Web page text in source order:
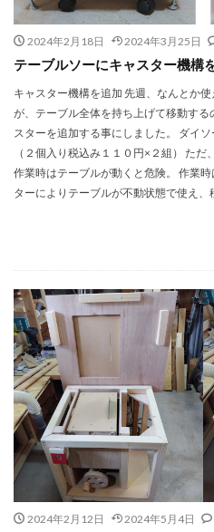
2024年2月18日 2024年3月25日
テーブルソーにキャスター機構
キャスター機構を追加 先週、なんとか
が、テーブル全体を持ち上げて移動す
スターを追加する事にしました。 ダイ
（２個入り税込み１１０円×２組） ただ
作業時はテーブルが動くと危険。 作業
ターによりテーブルが不動状態で使え
2024年2月12日 2024年5月4日